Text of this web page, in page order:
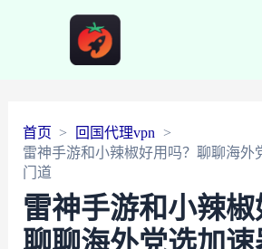
首页
回国代理vpn
雷神手游和小辣椒好用吗？聊聊海外
门道
雷神手游和小辣椒